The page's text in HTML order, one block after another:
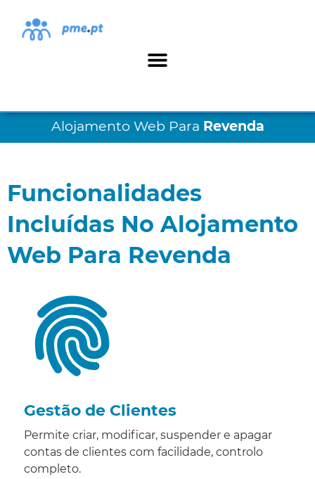
Alojamento Web Para Revenda
Funcionalidades
Incluídas No Alojamento
Web Para Revenda
Gestão de Clientes
Permite criar, modificar, suspender e apagar
contas de clientes com facilidade, controlo
completo.